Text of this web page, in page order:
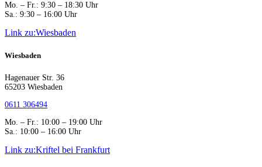
Mo. – Fr.: 9:30 – 18:30 Uhr
Sa.: 9:30 – 16:00 Uhr
Link zu:Wiesbaden
Wiesbaden
Hagenauer Str. 36
65203 Wiesbaden
0611 306494
Mo. – Fr.: 10:00 – 19:00 Uhr
Sa.: 10:00 – 16:00 Uhr
Link zu:Kriftel bei Frankfurt